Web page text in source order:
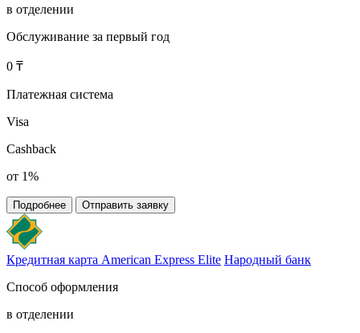
в отделении
Обслуживание за первый год
0 ₸
Платежная система
Visa
Cashback
от 1%
Подробнее Отправить заявку
Кредитная карта American Express Elite Народный банк
Способ оформления
в отделении